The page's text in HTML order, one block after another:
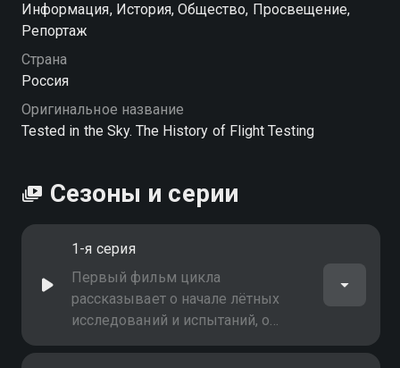
Информация, История, Общество, Просвещение,
Репортаж
Страна
Россия
Оригинальное название
Tested in the Sky. The History of Flight Testing
Сезоны и серии
1-я серия
Первый фильм цикла
рассказывает о начале лётных
исследований и испытаний, о
зарождении профессии лётчика-